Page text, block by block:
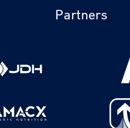
Partners